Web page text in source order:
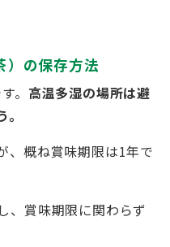
）の保存方法
。 高温多湿の場所は避
、概ね賞味期限は1年で
、賞味期限に関わらず